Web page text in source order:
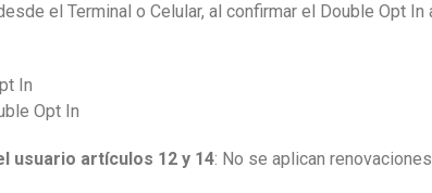
el Terminal o Celular, al confirmar el Double Opt
In
Opt In
usuario artículos 12 y 14: No se aplican